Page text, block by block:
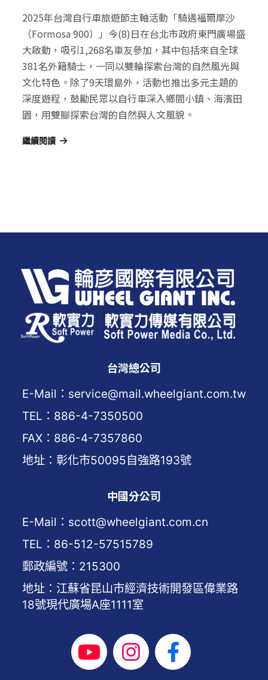
2025年台灣自行車旅遊節主軸活動「騎遇福爾摩沙
（Formosa 900）」今(8)日在台北市政府東門廣場盛
大啟動，吸引1,268名車友參加，其中包括來自全球
381名外籍騎士，一同以雙輪探索台灣的自然風光與
文化特色。除了9天環島外，活動也推出多元主題的
深度遊程，鼓勵民眾以自行車深入鄉間小鎮、海濱田
園，用雙腳探索台灣的自然與人文風貌。
繼續閱讀
台灣總公司
E-Mail：service@mail.wheelgiant.com.tw
TEL：886-4-7350500
FAX：886-4-7357860
地址：彰化市50095自強路193號
中國分公司
E-Mail：scott@wheelgiant.com.cn
TEL：86-512-57515789
郵政編號：215300
地址：江蘇省昆山市經濟技術開發區偉業路
18號現代廣場A座1111室